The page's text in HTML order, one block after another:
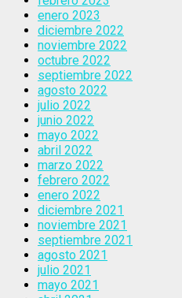
enero 2023
diciembre 2022
noviembre 2022
octubre 2022
septiembre 2022
agosto 2022
julio 2022
junio 2022
mayo 2022
abril 2022
marzo 2022
febrero 2022
enero 2022
diciembre 2021
noviembre 2021
septiembre 2021
agosto 2021
julio 2021
mayo 2021